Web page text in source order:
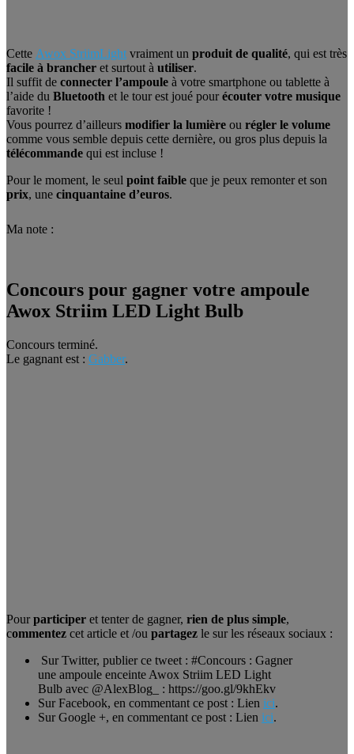
Cette Awox StriimLight vraiment un produit de qualité, qui est très
facile à brancher et surtout à utiliser.
Il suffit de connecter l’ampoule à votre smartphone ou tablette à
l’aide du Bluetooth et le tour est joué pourécouter votre musique
favorite !
Vous pourrez d’ailleurs modifier la lumière ou régler le volume
comme vous semble depuis cette dernière, ou gros plus depuis la
télécommande qui est incluse !
Pour le moment, le seul point faible que je peux remonter et son
prix, une cinquantaine d’euros.
Ma note :
Concours pour gagner votre ampoule
Awox Striim LED Light Bulb
Concours terminé.
Le gagnant est : Gabber.
Pourparticiper et tenter de gagner, rien de plus simple,
commentez cet article et /ou partagez le sur les réseaux sociaux :
Sur Twitter, publier ce tweet : #Concours : Gagner
une ampoule enceinte Awox Striim LED Light
Bulb avec @AlexBlog_ : https://goo.gl/9khEkv
Sur Facebook, en commentant ce post : Lien ici.
Sur Google +, en commentant ce post : Lien ici.